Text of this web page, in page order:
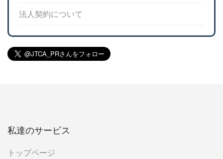
法人契約について
私達のサービス
トップページ